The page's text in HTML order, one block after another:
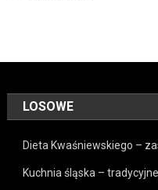
LOSOWE
Dieta Kwaśniewskiego –
Kuchnia śląska –